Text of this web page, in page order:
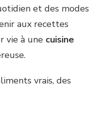
et des modes
aux recettes
vie à une cuisine
vrais, des